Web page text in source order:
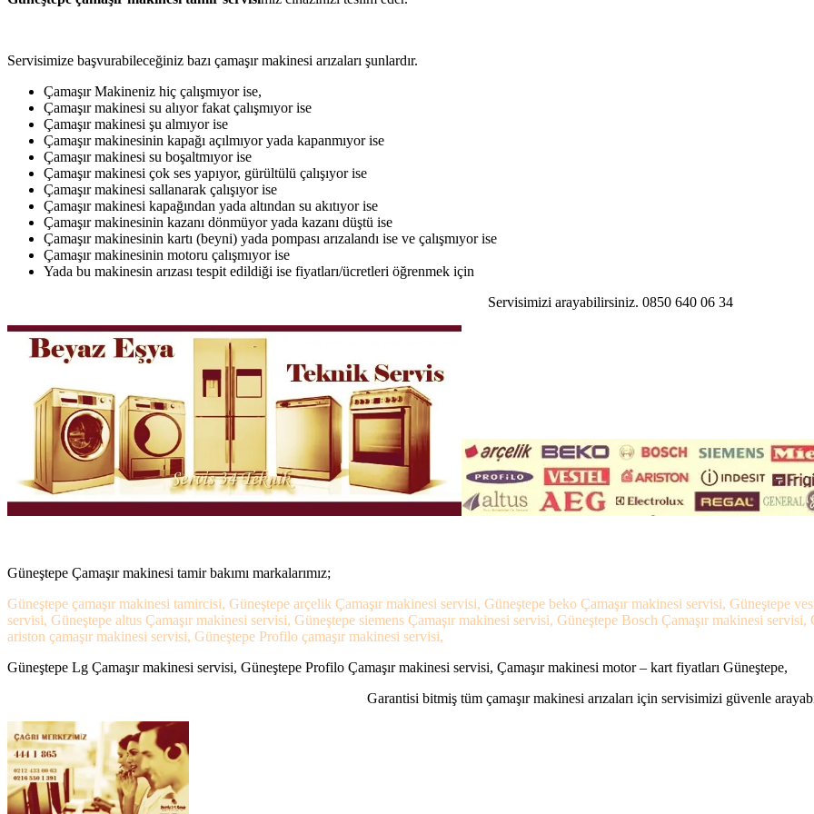
Servisimize başvurabileceğiniz bazı çamaşır makinesi arızaları şunlardır.
Çamaşır Makineniz hiç çalışmıyor ise,
Çamaşır makinesi su alıyor fakat çalışmıyor ise
Çamaşır makinesi şu almıyor ise
Çamaşır makinesinin kapağı açılmıyor yada kapanmıyor ise
Çamaşır makinesi su boşaltmıyor ise
Çamaşır makinesi çok ses yapıyor, gürültülü çalışıyor ise
Çamaşır makinesi sallanarak çalışıyor ise
Çamaşır makinesi kapağından yada altından su akıtıyor ise
Çamaşır makinesinin kazanı dönmüyor yada kazanı düştü ise
Çamaşır makinesinin kartı (beyni) yada pompası arızalandı ise ve çalışmıyor ise
Çamaşır makinesinin motoru çalışmıyor ise
Yada bu makinesin arızası tespit edildiği ise fiyatları/ücretleri öğrenmek için
Servisimizi arayabilirsiniz. 0850 640 06 34
Güneştepe Çamaşır makinesi tamir bakımı markalarımız;
Güneştepe çamaşır makinesi tamircisi, Güneştepe arçelik Çamaşır makinesi servisi, Güneştepe beko Çamaşır makinesi servisi, Güneştepe
servisi, Güneştepe altus Çamaşır makinesi servisi, Güneştepe siemens Çamaşır makinesi servisi, Güneştepe Bosch Çamaşır makinesi
ariston çamaşır makinesi servisi, Güneştepe Profilo çamaşır makinesi servisi,
Güneştepe Lg Çamaşır makinesi servisi, Güneştepe Profilo Çamaşır makinesi servisi, Çamaşır makinesi motor – kart fiyatları Güneştepe,
Garantisi bitmiş tüm çamaşır makinesi arızaları için servisimizi güvenle